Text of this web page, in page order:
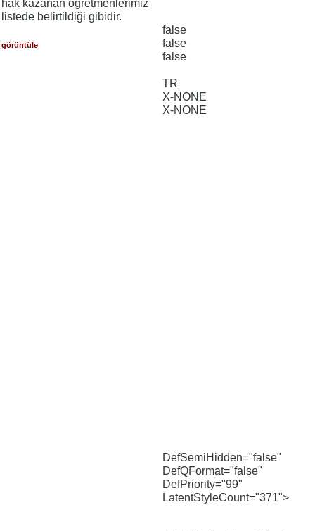
hak kazanan öğretmenlerimiz
listede belirtildiği gibidir.
görüntüle
false
false
false
TR
X-NONE
X-NONE
DefSemiHidden="false"
DefQFormat="false"
DefPriority="99"
LatentStyleCount="371">